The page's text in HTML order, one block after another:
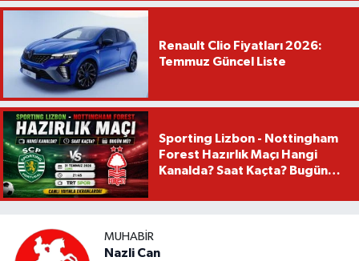
Renault Clio Fiyatları 2026:
Temmuz Güncel Liste
Sporting Lizbon - Nottingham
Forest Hazırlık Maçı Hangi
Kanalda? Saat Kaçta? Bugün
MUHABIR
Nazli Can